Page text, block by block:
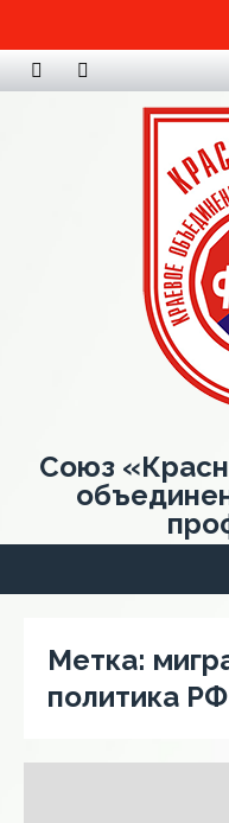
Союз
Метка:
политика РФ